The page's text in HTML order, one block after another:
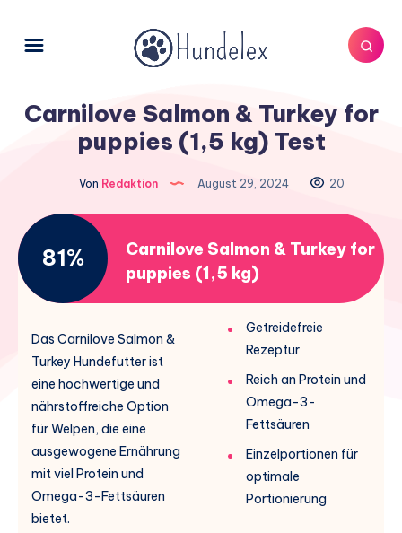
Carnilove Salmon & Turkey for
puppies (1,5 kg) Test
Von Redaktion August 29, 2024 20
81%
Carnilove Salmon & Turkey for
puppies (1,5 kg)
Das Carnilove Salmon &
Turkey Hundefutter ist
eine hochwertige und
nährstoffreiche Option
für Welpen, die eine
ausgewogene Ernährung
mit viel Protein und
Omega-3-Fettsäuren
bietet.
Getreidefreie
Rezeptur
Reich an Protein und
Omega-3-
Fettsäuren
Einzelportionen für
optimale
Portionierung